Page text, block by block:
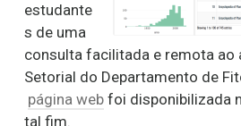
estudante
s de uma
consulta facilitada e remota ao
Setorial do Departamento de
página web foi disponibilizada
tal fim.